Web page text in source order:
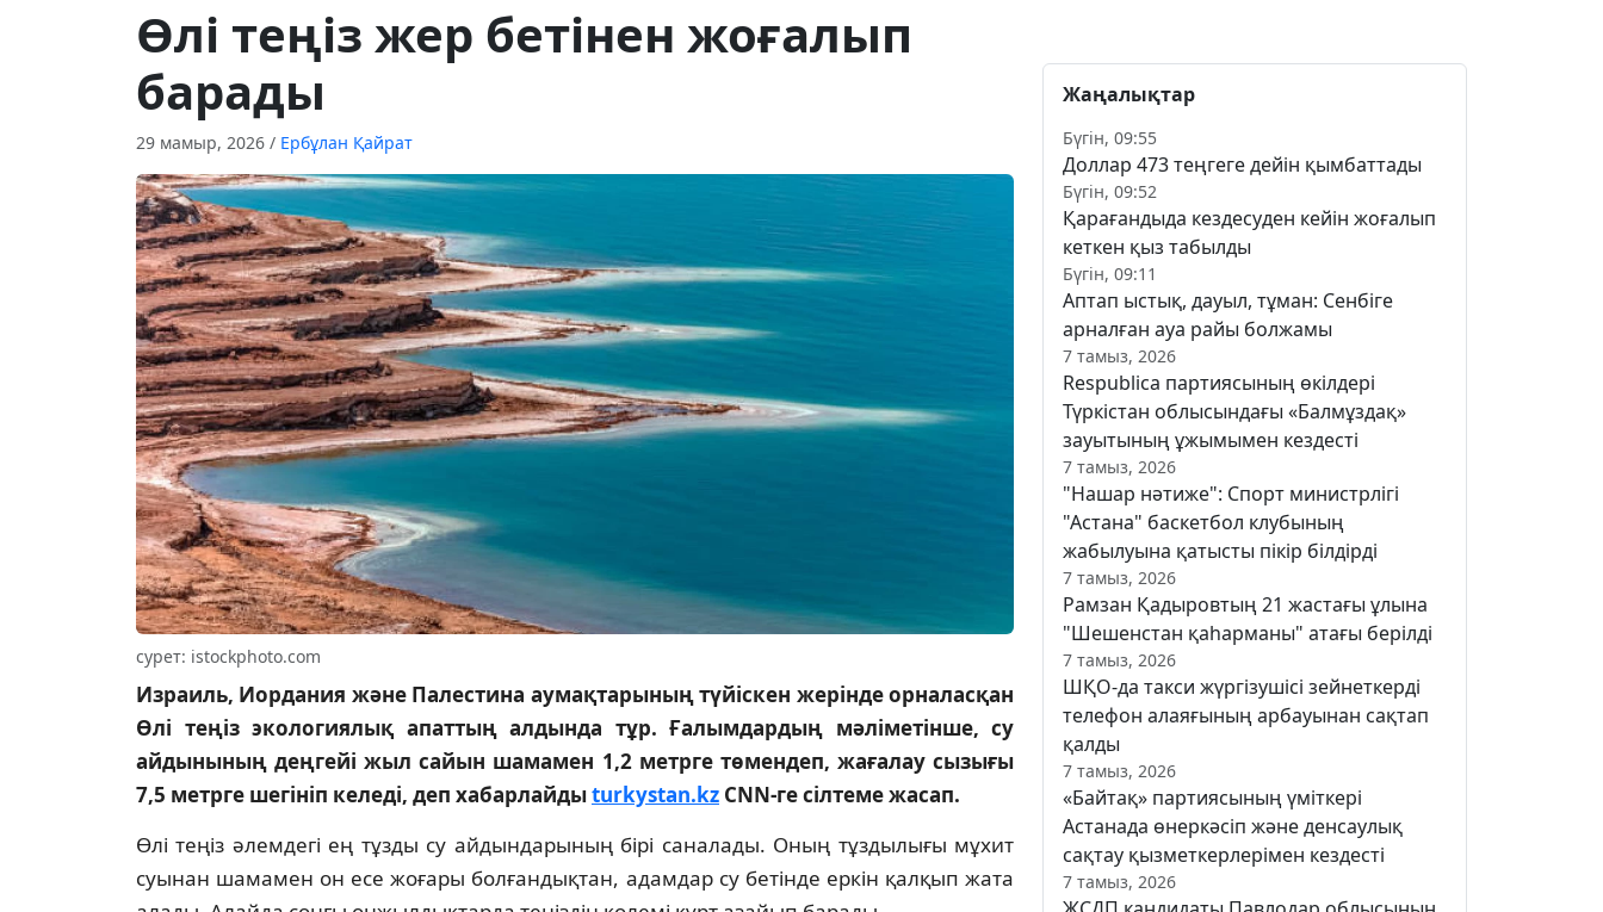
Өлі теңіз жер бетінен жоғалып
барады
29 мамыр, 2026 / Ербұлан Қайрат
сурет: istockphoto.com
Израиль, Иордания және Палестина аумақтарының түйіскен жерінде орналасқан
Өлі теңіз экологиялық апаттың алдында тұр. Ғалымдардың мәліметінше, су
айдынының деңгейі жыл сайын шамамен 1,2 метрге төмендеп, жағалау сызығы
7,5 метрге шегініп келеді, деп хабарлайдыturkystan.kz CNN-ге сілтеме жасап.
Өлі теңіз әлемдегі ең тұзды су айдындарының бірі саналады. Оның тұздылығы мұхит
суынан шамамен он есе жоғары болғандықтан, адамдар су бетінде еркін қалқып жата
Жаңалықтар
Бүгін, 09:55
Доллар 473 теңгеге дейін қымбаттады
Бүгін, 09:52
Қарағандыда кездесуден кейін жоғалып
кеткен қыз табылды
Бүгін, 09:11
Аптап ыстық, дауыл, тұман: Сенбіге
арналған ауа райы болжамы
7 тамыз, 2026
Respublica партиясының өкілдері
Түркістан облысындағы «Балмұздақ»
зауытының ұжымымен кездесті
7 тамыз, 2026
"Нашар нәтиже": Спорт министрлігі
"Астана" баскетбол клубының
жабылуына қатысты пікір білдірді
7 тамыз, 2026
Рамзан Қадыровтың 21 жастағы ұлына
"Шешенстан қаһарманы" атағы берілді
7 тамыз, 2026
ШҚО-да такси жүргізушісі зейнеткерді
телефон алаяғының арбауынан сақтап
қалды
7 тамыз, 2026
«Байтақ» партиясының үміткері
Астанада өнеркәсіп және денсаулық
сақтау қызметкерлерімен кездесті
7 тамыз, 2026